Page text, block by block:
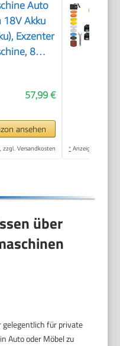
Auto
18V Akku
Exzenter
8
mit
Auto
für
Polieren
57,99 €
ansehen
zzgl. Versandkosten * Anzeige
über
gelegentlich für private
Auto oder Möbel zu